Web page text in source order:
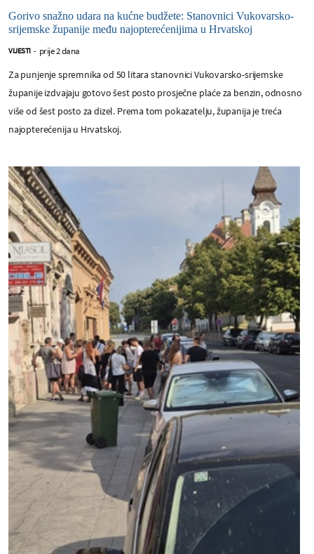
Gorivo snažno udara na kućne budžete: Stanovnici Vukovarsko-
srijemske županije među najopterećenijima u Hrvatskoj
VIJESTI - prije 2 dana
Za punjenje spremnika od 50 litara stanovnici Vukovarsko-srijemske
županije izdvajaju gotovo šest posto prosječne plaće za benzin, odnosno
više od šest posto za dizel. Prema tom pokazatelju, županija je treća
najopterećenija u Hrvatskoj.